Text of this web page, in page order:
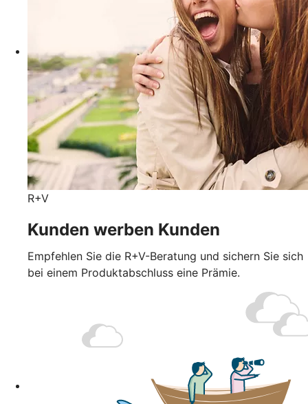
R+V
Kunden werben Kunden
Empfehlen Sie die R+V-Beratung und sichern Sie sich
bei einem Produktabschluss eine Prämie.